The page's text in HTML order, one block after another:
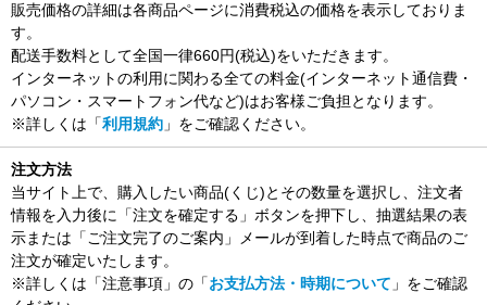
販売価格の詳細は各商品ページに消費税込の価格を表示しておりま
す。
配送手数料として全国一律660円(税込)をいただきます。
インターネットの利用に関わる全ての料金(インターネット通信費・
パソコン・スマートフォン代など)はお客様ご負担となります。
※詳しくは「利用規約 」をご確認ください。
注文方法
当サイト上で、購入したい商品(くじ)とその数量を選択し、注文者
情報を入力後に「注文を確定する」ボタンを押下し、抽選結果の表
示または「ご注文完了のご案内」メールが到着した時点で商品のご
注文が確定いたします。
※詳しくは「注意事項」の「お支払方法・時期について 」をご確認